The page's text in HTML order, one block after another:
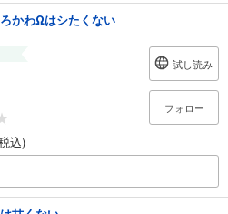
ろかわΩはシたくない
込)
試し読み
フォロー